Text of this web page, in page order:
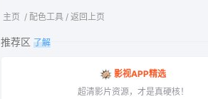
主页 / 配色工具 / 返回上页
推荐区 了解
影视APP精选
超清影片资源，才是真硬核！